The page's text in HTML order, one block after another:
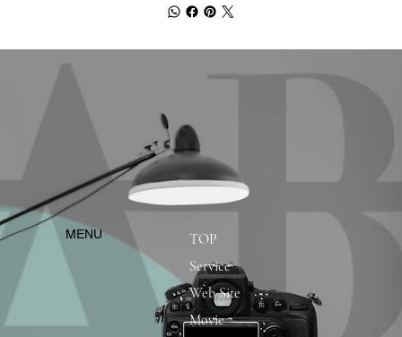
​MENU
TOP
Service
Web Site
Movie